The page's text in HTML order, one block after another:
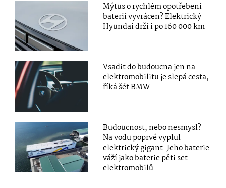
Mýtus o rychlém opotřebení
baterií vyvrácen? Elektrický
Hyundai drží i po 160 000 km
Vsadit do budoucna jen na
elektromobilitu je slepá cesta,
říká šéf BMW
Budoucnost, nebo nesmysl?
Na vodu poprvé vyplul
elektrický gigant. Jeho baterie
váží jako baterie pěti set
elektromobilů